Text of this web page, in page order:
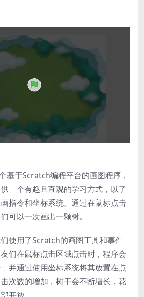
基于Scratch编程平台的画图程序，
一个有趣且直观的学习方式，以了
指令和坐标系统。通过在鼠标点击
可以一次画出一颗树。
使用了Scratch的画图工具和事件
们在鼠标点击区域点击时，程序会
并通过使用坐标系统将其放置在点
次数的增加，树干会不断增长，花